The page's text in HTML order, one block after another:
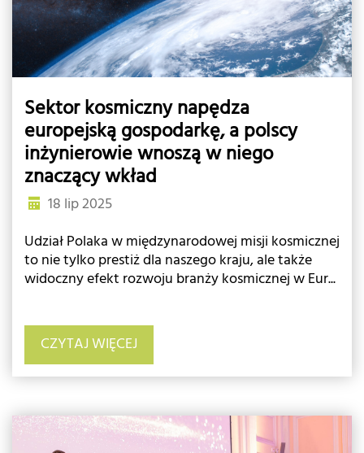
Sektor kosmiczny napędza
europejską gospodarkę, a polscy
inżynierowie wnoszą w niego
znaczący wkład
18 lip 2025
Udział Polaka w międzynarodowej misji kosmicznej
to nie tylko prestiż dla naszego kraju, ale także
widoczny efekt rozwoju branży kosmicznej w Eur...
CZYTAJ WIĘCEJ